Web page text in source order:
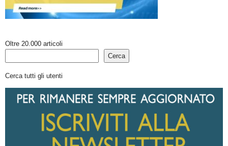
Oltre 20.000 articoli
Cerca
Cerca tutti gli utenti